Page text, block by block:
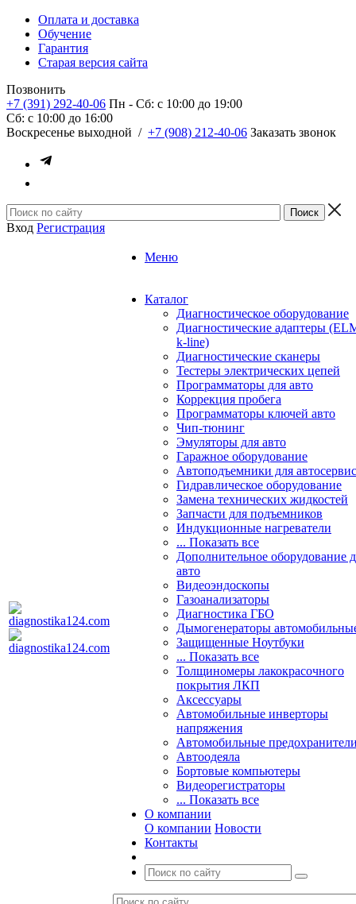
Оплата и доставка
Обучение
Гарантия
Старая версия сайта
Позвонить
+7 (391) 292-40-06 Пн - Сб: c 10:00 до 19:00
Сб: c 10:00 до 16:00
​Воскресенье выходной / +7 (908) 212-40-06 Заказать звонок
Вход Регистрация
Меню
Каталог
Диагностическое оборудование
Диагностические адаптеры
k-line)
Диагностические сканеры
Тестеры электрических цепей
Программаторы для авто
Коррекция пробега
Программаторы ключей авто
Чип-тюнинг
Эмуляторы для авто
Гаражное оборудование
Автоподъемники для
Гидравлическое оборудование
Замена технических жидкостей
Запчасти для подъемников
Индукционные нагреватели
... Показать все
Дополнительное оборудование
авто
Видеоэндоскопы
Газоанализаторы
Диагностика ГБО
Дымогенераторы
Защищенные Ноутбуки
... Показать все
Толщиномеры лакокрасочного
покрытия ЛКП
Аксессуары
Автомобильные инверторы
напряжения
Автомобильные
Автоодеяла
Бортовые компьютеры
Видеорегистраторы
... Показать все
О компании
О компании Новости
Контакты